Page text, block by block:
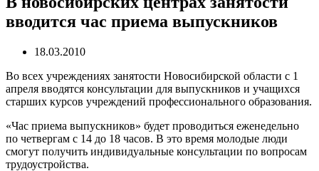
вводится час приема выпускников
18.03.2010
Во всех учреждениях занятости Новосибирской области с 1
апреля вводятся консультации для выпускников и учащихся
старших курсов учреждений профессионального образования.
«Час приема выпускников» будет проводиться еженедельно
по четвергам с 14 до 18 часов. В это время молодые люди
смогут получить индивидуальные консультации по вопросам
трудоустройства.